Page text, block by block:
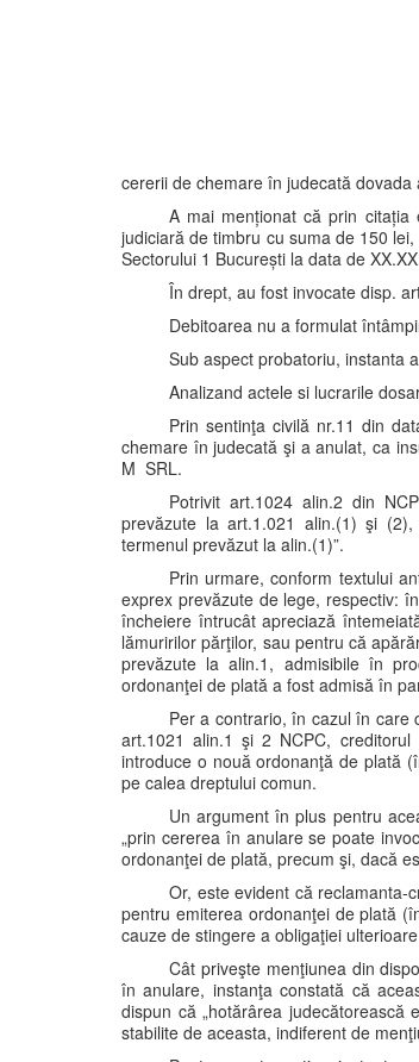
cererii de chemare în judecată
A mai menționat că prin
judiciară de timbru cu suma de 150
Sectorului 1 București la data de
În drept, au fost invocate disp.
Debitoarea nu a formulat
Sub aspect probatoriu, instanta
Analizand actele si lucrarile
Prin sentinţa civilă nr.11 din
chemare în judecată şi a anulat, ca
M SRL.
Potrivit art.1024 alin.2 din
prevăzute la art.1.021 alin.(1) şi
termenul prevăzut la alin.(1)”.
Prin urmare, conform textului
exprex prevăzute de lege, respectiv:
încheiere întrucât apreciază
lămuririlor părţilor, sau pentru că
prevăzute la alin.1, admisibile în
ordonanţei de plată a fost admisă în
Per a contrario, în cazul în care
art.1021 alin.1 şi 2 NCPC,
introduce o nouă ordonanţă de plată
pe calea dreptului comun.
Un argument în plus pentru
„prin cererea în anulare se poate
ordonanţei de plată, precum şi, dacă
Or, este evident că reclamanta-
pentru emiterea ordonanţei de plată
cauze de stingere a obligaţiei
Cât priveşte menţiunea din
în anulare, instanţa constată că
dispun că „hotărârea
stabilite de aceasta, indiferent de